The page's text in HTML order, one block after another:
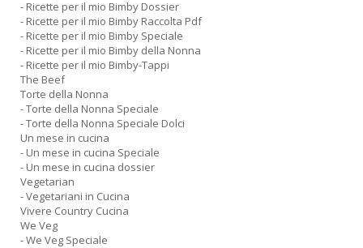
- Ricette per il mio Bimby Dossier
- Ricette per il mio Bimby Raccolta Pdf
- Ricette per il mio Bimby Speciale
- Ricette per il mio Bimby della Nonna
- Ricette per il mio Bimby-Tappi
The Beef
Torte della Nonna
- Torte della Nonna Speciale
- Torte della Nonna Speciale Dolci
Un mese in cucina
- Un mese in cucina Speciale
- Un mese in cucina dossier
Vegetarian
- Vegetariani in Cucina
Vivere Country Cucina
We Veg
- We Veg Speciale